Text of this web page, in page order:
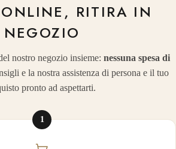
RITIRA IN
NEGOZIO
nostro negozio insieme: nessuna spesa di
e la nostra assistenza di persona e il tuo
pronto ad aspettarti.
1